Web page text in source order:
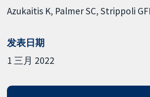
Azukaitis K Palmer SC Strippoli
发表日期
1 三月 2022